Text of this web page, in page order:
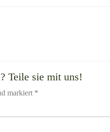
Teile sie mit uns!
markiert *